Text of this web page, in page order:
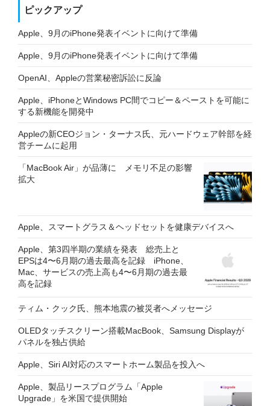
ピックアップ
Apple、9月のiPhone発表イベントに向けて準備
Apple、9月のiPhone発表イベントに向けて準備
OpenAI、Appleの営業秘密訴訟に反論
Apple、iPhoneとWindows PC間でコピー＆ペーストを可能に
する新機能を開発中
Appleの新CEOジョン・ターナス氏、元ハードウェア幹部を経
営チームに起用
「MacBook Air」が品薄に メモリ不足の影響
拡大
Apple、スマートグラス＆ヘッドセットを健康デバイスへ
Apple、第3四半期の業績を発表 総売上と
EPSは4〜6月期の過去最高を記録 iPhone、
Mac、サービスの売上高も4〜6月期の過去最
高を記録
ティム・クック氏、熊本地震の被災者へメッセージ
OLEDタッチスクリーン搭載MacBook、Samsung Displayが
パネルを独占供給
Apple、Siri AI対応のスマートホーム製品を投入へ
Apple、製品リースプログラム「Apple
Upgrade」を米国で提供開始